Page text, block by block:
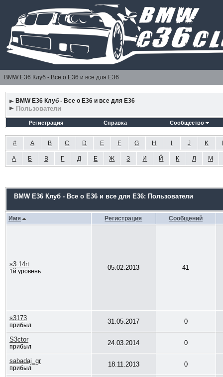
BMW E36 Клуб - Все о Е36 и все для Е36
BMW E36 Клуб - Все о Е36 и все для Е36
Пользователи
Регистрация Справка Сообщество
# A B C D E F G H J K
А Б В Г Д Е Ж З И Й К Л М
BMW E36 Клуб - Все о Е36 и все для Е36: Пользователи
Имя Регистрация Сообщений
s3.14rt
1й уровень 05.02.2013 41
s3173
прибыл 31.05.2017 0
S3ctor
прибыл 24.03.2014 0
sabadaj_gr
прибыл 18.11.2013 0